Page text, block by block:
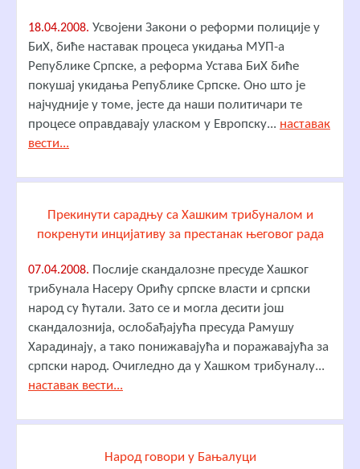
18.04.2008. Усвојени Закони о реформи полиције у
БиХ, биће наставак процеса укидања МУП-а
Републике Српске, а реформа Устава БиХ биће
покушај укидања Републике Српске. Оно што је
најчудније у томе, јесте да наши политичари те
процесе оправдавају уласком у Европску... наставак
вести...
Прекинути сарадњу са Хашким трибуналом и
покренути инцијативу за престанак његовог рада
07.04.2008. Послије скандалозне пресуде Хашког
трибунала Насеру Орићу српске власти и српски
народ су ћутали. Зато се и могла десити још
скандалознија, ослобађајућа пресуда Рамушу
Харадинају, а тако понижавајућа и поражавајућа за
српски народ. Очигледно да у Хашком трибуналу...
наставак вести...
Народ говори у Бањалуци